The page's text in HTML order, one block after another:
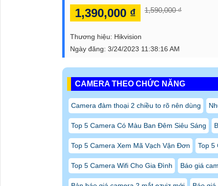
1,390,000 ₫ 1,590,000 ₫
Thương hiệu: Hikvision
Ngày đăng: 3/24/2023 11:38:16 AM
CAMERA THEO CHỨC NĂNG
Camera đàm thoại 2 chiều to rõ nên dùng
Top 5 Camera Có Màu Ban Đêm Siêu Sáng
Top 5 Camera Xem Mã Vạch Vận Đơn Top 5
Top 5 Camera Wifi Cho Gia Đình Báo giá